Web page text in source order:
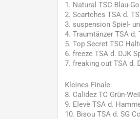
1. Natural TSC Blau-
2. Scartches TSA d.
3. suspension Spiel-
4. Traumtänzer TSA
5. Top Secret TSC
6. freeze TSA d. DJK
7. freaking out TSA d.
Kleines Finale:
8. Calidez TC Grün-
9. Elevè TSA d.
10. Bisou TSA d. SG